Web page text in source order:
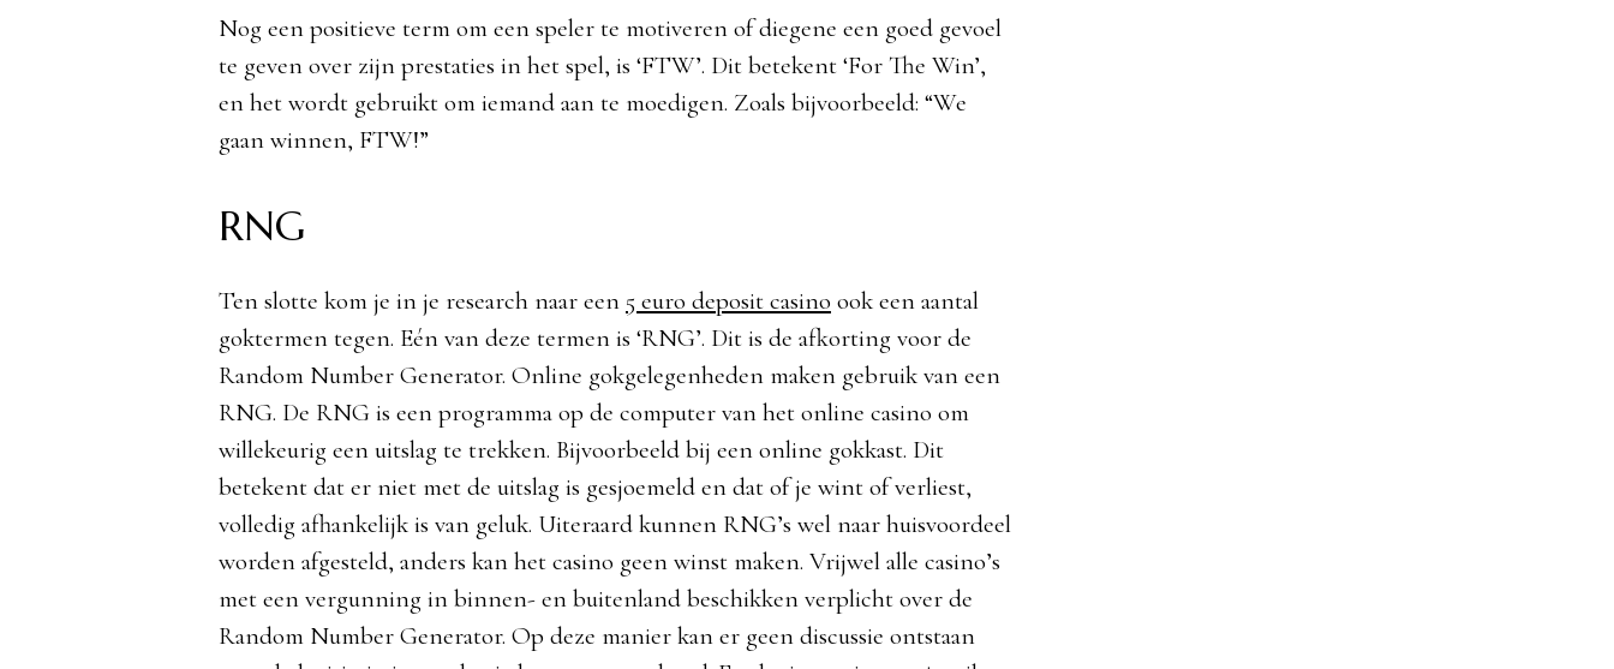
Nog een positieve term om een speler te motiveren of diegene een goed gevoel
te geven over zijn prestaties in het spel, is ‘FTW’. Dit betekent ‘For The Win’,
en het wordt gebruikt om iemand aan te moedigen. Zoals bijvoorbeeld: “We
gaan winnen, FTW!”
RNG
Ten slotte kom je in je research naar een 5 euro deposit casino ook een aantal
goktermen tegen. Eén van deze termen is ‘RNG’. Dit is de afkorting voor de
Random Number Generator. Online gokgelegenheden maken gebruik van een
RNG. De RNG is een programma op de computer van het online casino om
willekeurig een uitslag te trekken. Bijvoorbeeld bij een online gokkast. Dit
betekent dat er niet met de uitslag is gesjoemeld en dat of je wint of verliest,
volledig afhankelijk is van geluk. Uiteraard kunnen RNG’s wel naar huisvoordeel
worden afgesteld, anders kan het casino geen winst maken. Vrijwel alle casino’s
met een vergunning in binnen- en buitenland beschikken verplicht over de
Random Number Generator. Op deze manier kan er geen discussie ontstaan